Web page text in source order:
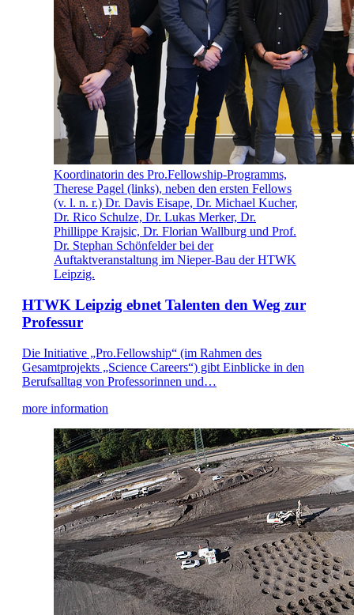
Koordinatorin des Pro.Fellowship-Programms,
Therese Pagel (links), neben den ersten Fellows
(v. l. n. r.) Dr. Davis Eisape, Dr. Michael Kucher,
Dr. Rico Schulze, Dr. Lukas Merker, Dr.
Phillippe Krajsic, Dr. Florian Wallburg und Prof.
Dr. Stephan Schönfelder bei der
Auftaktveranstaltung im Nieper-Bau der HTWK
Leipzig.
HTWK Leipzig ebnet Talenten den Weg zur
Professur
Die Initiative „Pro.Fellowship“ (im Rahmen des
Gesamtprojekts „Science Careers“) gibt Einblicke in den
Berufsalltag von Professorinnen und…
more information